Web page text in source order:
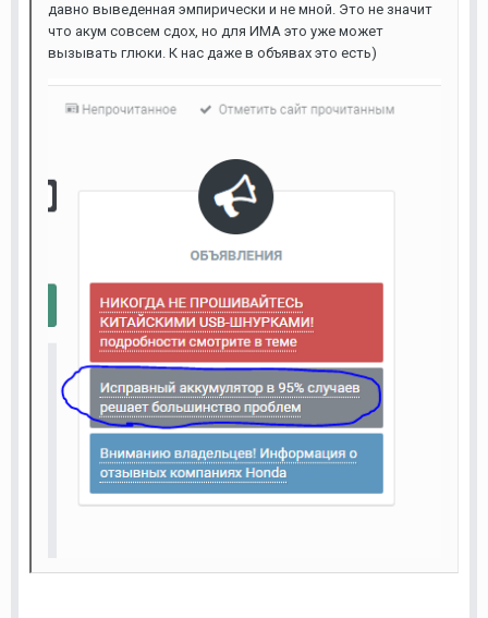
давно выведенная эмпирически и не мной. Это не значит
что акум совсем сдох, но для ИМА это уже может
вызывать глюки. К нас даже в объявах это есть)